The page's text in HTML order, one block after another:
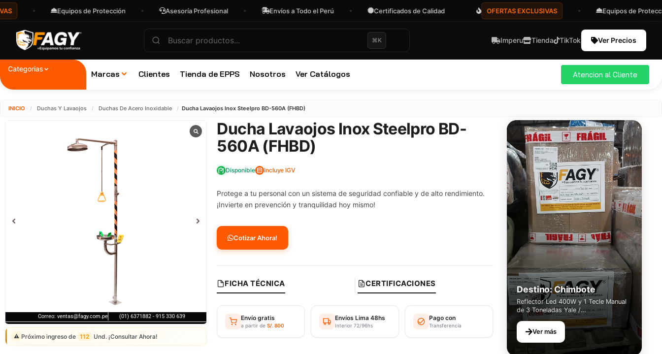
Equipos de Protección Asesoría Profesional Envíos a Todo el Perú Certificados de Calidad OFERTAS EXCLUSIVAS Equipos de Protección
⌘K Imperu Tienda TikTok Ver Precios
Categorias
Marcas Clientes Tienda de EPPS Nosotros Ver Catálogos Atencion al Cliente
INICIO / Duchas Y Lavaojos / Duchas De Acero Inoxidable / Ducha Lavaojos Inox Steelpro BD-560A (FHBD)
Correo: ventas@fagy.com.pe (01) 6371882 - 915 330 639
⚠️ Próximo ingreso de 112 Und. ¡Consultar Ahora!
Ducha Lavaojos Inox Steelpro BD-
560A (FHBD)
Disponible Incluye IGV
Protege a tu personal con un sistema de seguridad confiable y de alto rendimiento.
¡Invierte en prevención y tranquilidad hoy mismo!
Cotizar Ahora!
FICHA TÉCNICA CERTIFICACIONES
Envío gratis
a partir deS/. 800
Envíos Lima 48hs
Interior 72/96hs
Pago con
Transferencia
Destino: Chimbote
Reflector Led 400W y 1 Tecle Manual
de 3 Toneladas Yale /
AGENCIA: Shalom
Ver más